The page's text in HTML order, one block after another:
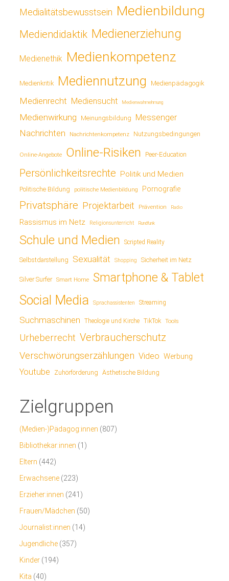
Medialitätsbewusstsein Medienbildung
Mediendidaktik Medienerziehung
Medienethik Medienkompetenz
Medienkritik Mediennutzung Medienpädagogik
Medienrecht Mediensucht Medienwahrnehmung
Medienwirkung Meinungsbildung Messenger
Nachrichten Nachrichtenkompetenz Nutzungsbedingungen
Online-Angebote Online-Risiken Peer-Education
Persönlichkeitsrechte Politik und Medien
Politische Bildung politische Medienbildung Pornografie
Privatsphäre Projektarbeit Prävention Radio
Rassismus im Netz Religionsunterricht Rundfunk
Schule und Medien Scripted Reality
Selbstdarstellung Sexualität Shopping Sicherheit im Netz
Silver Surfer Smart Home Smartphone & Tablet
Social Media Sprachassistenten Streaming
Suchmaschinen Theologie und Kirche TikTok Tools
Urheberrecht Verbraucherschutz
Verschwörungserzählungen Video Werbung
Youtube Zuhörförderung Ästhetische Bildung
Zielgruppen
(Medien-)Pädagog:innen (807)
Bibliothekar:innen (1)
Eltern (442)
Erwachsene (223)
Erzieher:innen (241)
Frauen/Mädchen (50)
Journalist:innen (14)
Jugendliche (357)
Kinder (194)
Kita (40)